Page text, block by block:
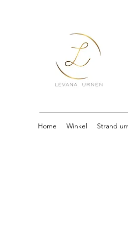
Home Winkel Strand